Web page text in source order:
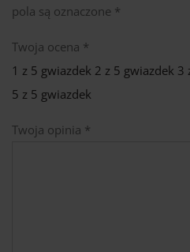
pola są oznaczone *
Twoja ocena *
1 z 5 gwiazdek 2 z 5 gwiazdek 3
5 z 5 gwiazdek
Twoja opinia *